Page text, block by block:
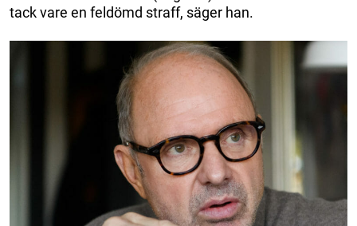
tack vare en feldömd straff, säger han.